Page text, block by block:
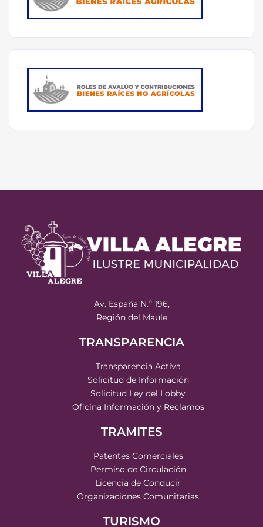
Av. España N.º 196,
Región del Maule
TRANSPARENCIA
Transparencia Activa
Solicitud de Información
Solicitud Ley del Lobby
Oficina Información y Reclamos
TRAMITES
Patentes Comerciales
Permiso de Circulación
Licencia de Conducir
Organizaciones Comunitarias
TURISMO